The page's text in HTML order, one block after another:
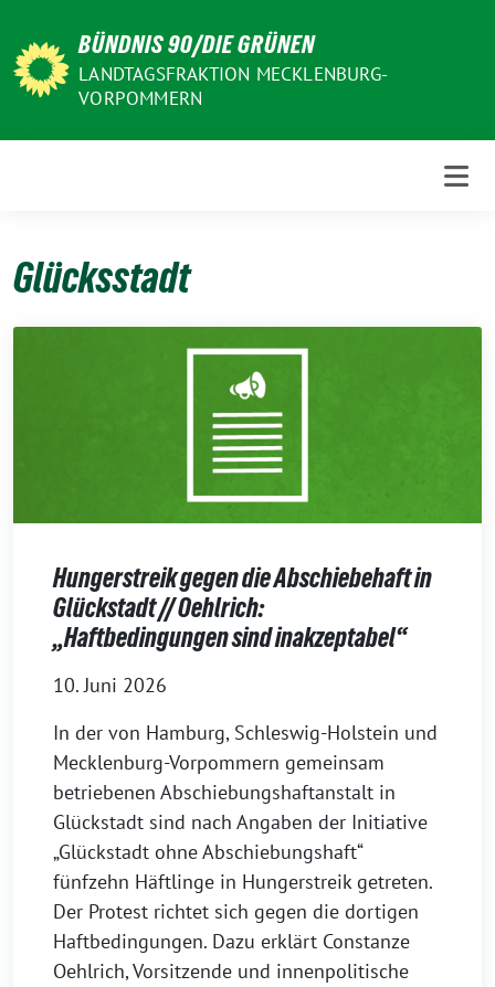
zum
Inhalt
BÜNDNIS 90/DIE GRÜNEN
LANDTAGSFRAKTION MECKLENBURG-
VORPOMMERN
Glücksstadt
Hungerstreik gegen die Abschiebehaft in
Glückstadt // Oehlrich:
„Haftbedingungen sind inakzeptabel“
10. Juni 2026
In der von Hamburg, Schleswig-Holstein und
Mecklenburg-Vorpommern gemeinsam
betriebenen Abschiebungshaftanstalt in
Glückstadt sind nach Angaben der Initiative
„Glückstadt ohne Abschiebungshaft“
fünfzehn Häftlinge in Hungerstreik getreten.
Der Protest richtet sich gegen die dortigen
Haftbedingungen. Dazu erklärt Constanze
Oehlrich, Vorsitzende und innenpolitische